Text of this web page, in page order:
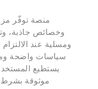
وخصائص جاذبة،
ومسلية عند
سياسات واضحة
يستطيع
موثوقة بشرط